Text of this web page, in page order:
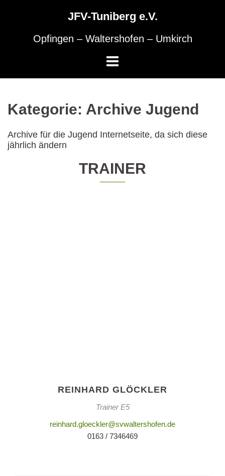
JFV-Tuniberg e.V.
Opfingen – Waltershofen – Umkirch
Kategorie: Archive Jugend
Archive für die Jugend Internetseite, da sich diese
jährlich ändern
TRAINER
REINHARD GLÖCKLER
Trainer E5
reinhard.gloeckler@svwaltershofen.de
0163 / 7346469